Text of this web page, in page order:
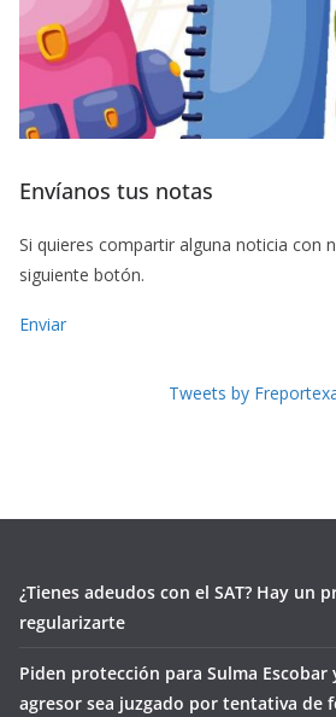
Envíanos tus notas
Si quieres compartir alguna noticia con
siguiente botón.
Enviar
Tweets by
¿Tienes adeudos con el SAT? Hay un
regularizarte
Piden protección para Sulma
agresor sea juzgado por tentativa de